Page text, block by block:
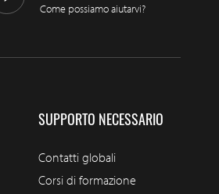
Come possiamo aiutarvi?
SUPPORTO NECESSARIO
Contatti globali
Corsi di formazione